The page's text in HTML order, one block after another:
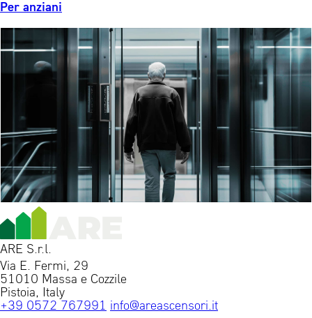
Per anziani
ARE S.r.l.
Via E. Fermi, 29
51010 Massa e Cozzile
Pistoia, Italy
+39 0572 767991 info@areascensori.it